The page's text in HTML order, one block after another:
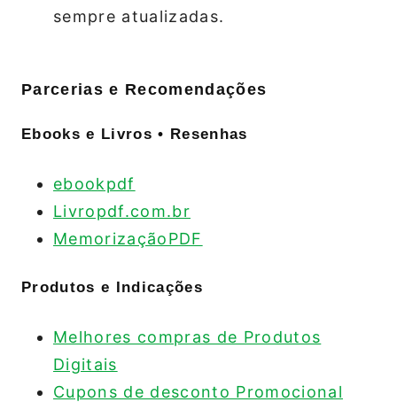
sempre atualizadas.
Parcerias e Recomendações
Ebooks e Livros • Resenhas
ebookpdf
Livropdf.com.br
MemorizaçãoPDF
Produtos e Indicações
Melhores compras de Produtos
Digitais
Cupons de desconto Promocional